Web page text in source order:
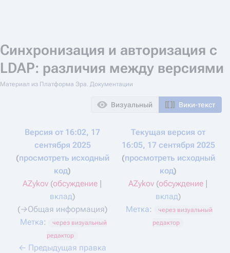
Синхронизация и авторизация с
LDAP: различия между версиями
Материал из Платформа Эра. Документации
Визуальный Вики-текст
Версия от 16:02, 17
сентября 2025
просмотреть исходный
код
AZykov (обсуждение |
вклад)
→‎Общая информация
Метка:
через визуальный
редактор
← Предыдущая правка
Текущая версия от
16:05, 17 сентября 2025
просмотреть исходный
код
AZykov (обсуждение |
вклад)
Метка:
через визуальный
редактор